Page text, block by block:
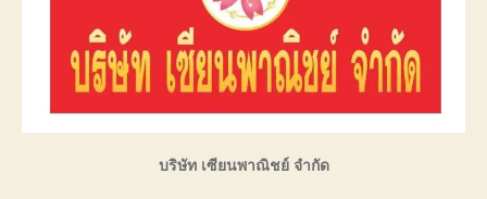
บริษัท เซียนพาณิชย์ จำกัด